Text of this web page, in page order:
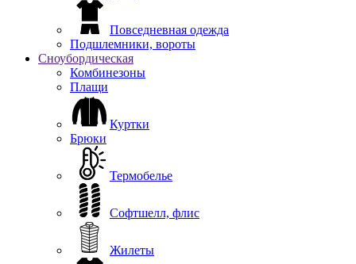
Повседневная одежда
Подшлемники, вороты
Сноубордическая
Комбинезоны
Плащи
Куртки
Брюки
Термобелье
Софтшелл, флис
Жилеты